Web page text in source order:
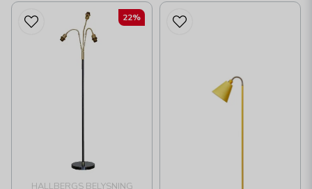
HALLBERGS BELYSNING
22%